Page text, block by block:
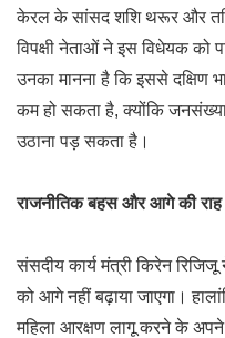
केरल के सांसद शशि थरूर और
विपक्षी नेताओं ने इस विधेयक को
उनका मानना है कि इससे दक्षिण
कम हो सकता है, क्योंकि
उठाना पड़ सकता है।
राजनीतिक बहस और आगे की राह
संसदीय कार्य मंत्री किरेन
को आगे नहीं बढ़ाया जाएगा।
महिला आरक्षण लागू करने के